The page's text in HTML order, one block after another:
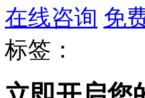
在线咨询 免
标签：